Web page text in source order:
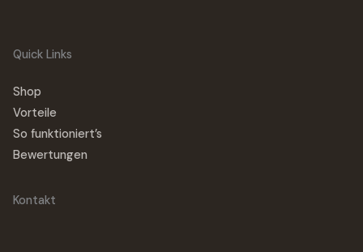
Quick Links
Shop
Vorteile
So funktioniert’s
Bewertungen
Kontakt